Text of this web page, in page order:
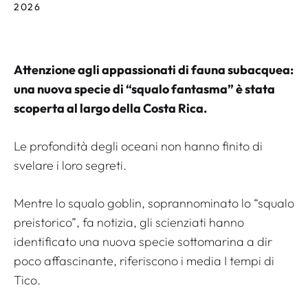
2026
Attenzione agli appassionati di fauna subacquea:
una nuova specie di “squalo fantasma” è stata
scoperta al largo della Costa Rica.
Le profondità degli oceani non hanno finito di
svelare i loro segreti.
Mentre lo squalo goblin, soprannominato lo “squalo
preistorico”, fa notizia, gli scienziati hanno
identificato una nuova specie sottomarina a dir
poco affascinante, riferiscono i media I tempi di
Tico.